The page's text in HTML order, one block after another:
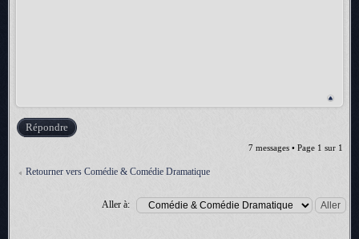
Répondre
7 messages • Page 1 sur 1
Retourner vers Comédie & Comédie Dramatique
Aller à: